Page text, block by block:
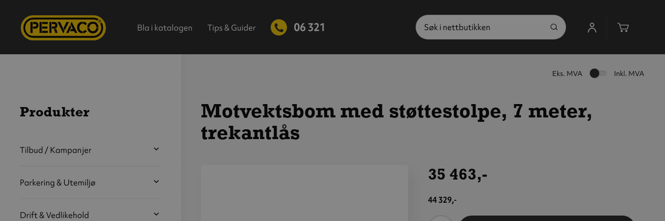
Bla i katalogen Tips & Guider 06 321
Søk
Eks. MVA Inkl. MVA
Motvektsbom med støttestolpe, 7 meter,
trekantlås
35 463,-
44 329,-
Produkter
Hjem
Tilbud / Kampanjer
Parkering & Utemiljø
Drift & Vedlikehold